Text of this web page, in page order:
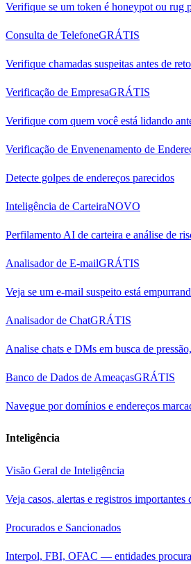
Verifique se um token é honeypot ou rug
Consulta de TelefoneGRÁTIS
Verifique chamadas suspeitas antes de
Verificação de EmpresaGRÁTIS
Verifique com quem você está lidando
Verificação de Envenenamento de
Detecte golpes de endereços parecidos
Inteligência de CarteiraNOVO
Perfilamento AI de carteira e análise de
Analisador de E-mailGRÁTIS
Veja se um e-mail suspeito está
Analisador de ChatGRÁTIS
Analise chats e DMs em busca de
Banco de Dados de AmeaçasGRÁTIS
Navegue por domínios e endereços
Inteligência
Visão Geral de Inteligência
Veja casos, alertas e registros
Procurados e Sancionados
Interpol, FBI, OFAC — entidades